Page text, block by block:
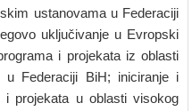
ustanovama u Federaciji
uključivanje u Evropski
i projekata iz oblasti
u Federaciji BiH; iniciranje i
projekata u oblasti visokog